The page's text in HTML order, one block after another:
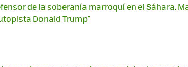
de la soberanía marroquí en el Sáhara.
Donald Trump"